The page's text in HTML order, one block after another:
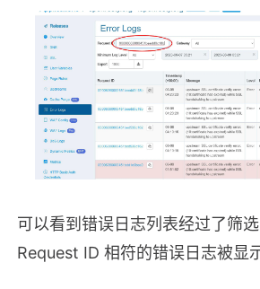
可以看到错误日志列表经过了筛
Request ID 相符的错误日志被显